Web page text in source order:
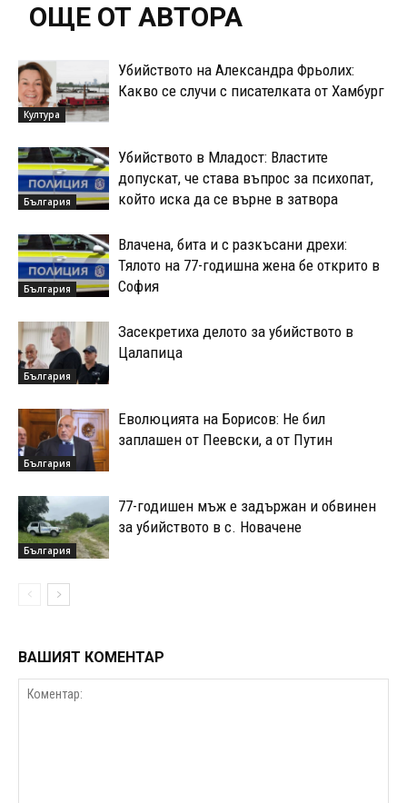
ОЩЕ ОТ АВТОРА
Култура
Убийството на Александра Фрьолих:
Какво се случи с писателката от Хамбург
България
Убийството в Младост: Властите
допускат, че става въпрос за психопат,
който иска да се върне в затвора
България
Влачена, бита и с разкъсани дрехи:
Тялото на 77-годишна жена бе открито в
София
България
Засекретиха делото за убийството в
Цалапица
България
Еволюцията на Борисов: Не бил
заплашен от Пеевски, а от Путин
България
77-годишен мъж е задържан и обвинен
за убийството в с. Новачене
ВАШИЯТ КОМЕНТАР